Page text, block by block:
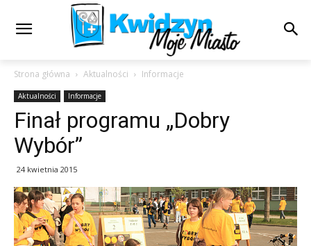
Strona główna Aktualności Informacje
Aktualności Informacje
Finał programu „Dobry
Wybór”
24 kwietnia 2015